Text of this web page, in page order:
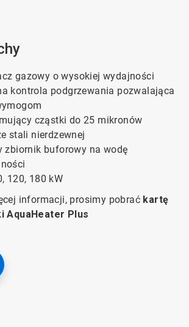
gazowy o wysokiej wydajności
kontrola podgrzewania pozwalająca
cząstki do 25 mikronów
stali nierdzewnej
zbiornik buforowy na wodę
120, 180 kW
informacji, prosimy pobrać kartę
AquaHeater Plus